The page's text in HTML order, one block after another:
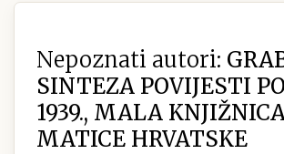
Nepoznati autori:
SINTEZA POVIJESTI
1939., MALA
MATICE HRVATSKE